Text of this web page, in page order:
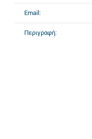
Email:
Περιγραφή: